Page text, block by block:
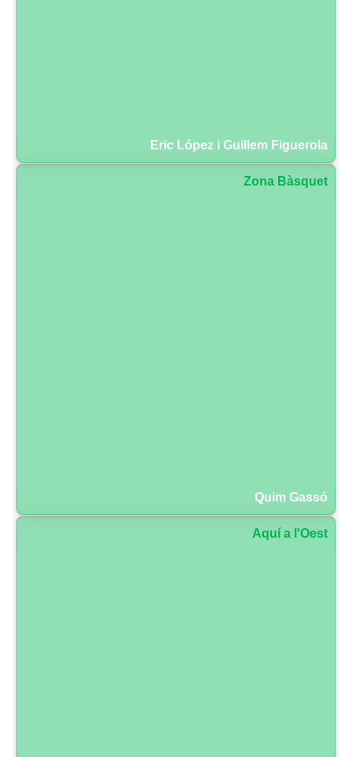
Eric López i Guillem Figuerola
Zona Bàsquet
Quim Gassó
Aquí a l'Oest